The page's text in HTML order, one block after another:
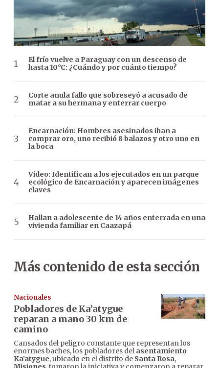
El frío vuelve a Paraguay con un descenso de
hasta 10°C: ¿Cuándo y por cuánto tiempo?
Corte anula fallo que sobreseyó a acusado de
matar a su hermana y enterrar cuerpo
Encarnación: Hombres asesinados iban a
comprar oro, uno recibió 8 balazos y otro uno en
la boca
Video: Identifican a los ejecutados en un parque
ecológico de Encarnación y aparecen imágenes
claves
Hallan a adolescente de 14 años enterrada en una
vivienda familiar en Caazapá
Más contenido de esta sección
Nacionales
Pobladores de Ka’atygue
reparan a mano 30 km de
camino
Cansados del peligro constante que representan los
enormes baches, los pobladores del asentamiento
Ka’atygue, ubicado en el distrito de Santa Rosa,